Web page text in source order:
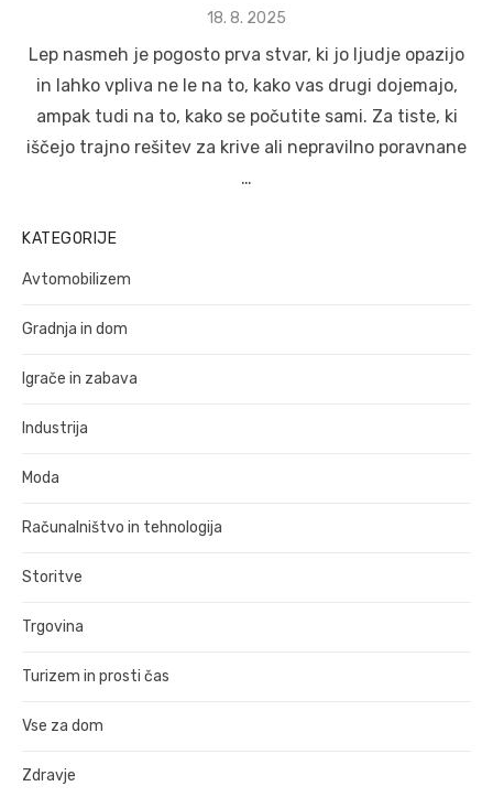
Posted
18. 8. 2025
Lep nasmeh je pogosto prva stvar, ki jo ljudje opazijo
in lahko vpliva ne le na to, kako vas drugi dojemajo,
ampak tudi na to, kako se počutite sami. Za tiste, ki
iščejo trajno rešitev za krive ali nepravilno poravnane
…
KATEGORIJE
Avtomobilizem
Gradnja in dom
Igrače in zabava
Industrija
Moda
Računalništvo in tehnologija
Storitve
Trgovina
Turizem in prosti čas
Vse za dom
Zdravje